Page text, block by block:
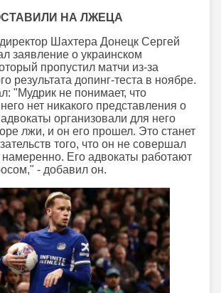
НА ЛЖЕЦА
Шахтера Донецк Сергей
заявление о украинском
пропустил матчи из-за
результата допинг-теста в ноябре.
"Мудрик не понимает, что
нет никакого представления о
организовали для него
лжи, и он его прошел. Это станет
того, что он не совершал
намеренно. Его адвокаты работают
- добавил он.